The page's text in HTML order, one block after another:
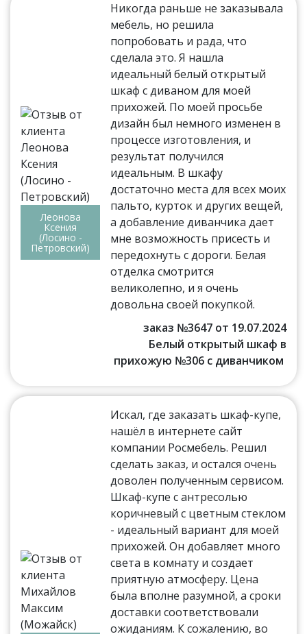
Леонова
Ксения
(Лосино -
Петровский)
Никогда раньше не заказывала
мебель, но решила
попробовать и рада, что
сделала это. Я нашла
идеальный белый открытый
шкаф с диваном для моей
прихожей. По моей просьбе
дизайн был немного изменен в
процессе изготовления, и
результат получился
идеальным. В шкафу
достаточно места для всех моих
пальто, курток и других вещей,
а добавление диванчика дает
мне возможность присесть и
передохнуть с дороги. Белая
отделка смотрится
великолепно, и я очень
довольна своей покупкой.
заказ №3647 от 19.07.2024
Белый открытый шкаф в
прихожую №306 с диванчиком
Искал, где заказать шкаф-купе,
нашёл в интернете сайт
компании Росмебель. Решил
сделать заказ, и остался очень
доволен полученным сервисом.
Шкаф-купе с антресолью
коричневый с цветным стеклом
- идеальный вариант для моей
прихожей. Он добавляет много
света в комнату и создает
приятную атмосферу. Цена
была вполне разумной, а сроки
доставки соответствовали
ожиданиям. К сожалению, во